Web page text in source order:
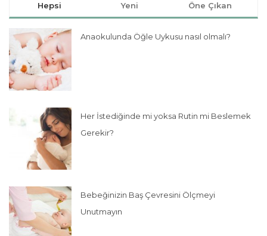
Hepsi Yeni Öne Çıkan
Anaokulunda Öğle Uykusu nasıl olmalı?
Her İstediğinde mi yoksa Rutin mi Beslemek
Gerekir?
Bebeğinizin Baş Çevresini Ölçmeyi
Unutmayın